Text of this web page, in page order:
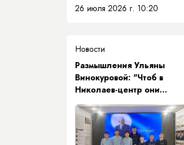
26 июля 2026 г. 10:20
Новости
Размышления Ульяны
Винокуровой: "Чтоб в
Николаев-центр они
пришли возмужавшими
лидерами, возложившими
на свои плечи судьбу
родного народа"